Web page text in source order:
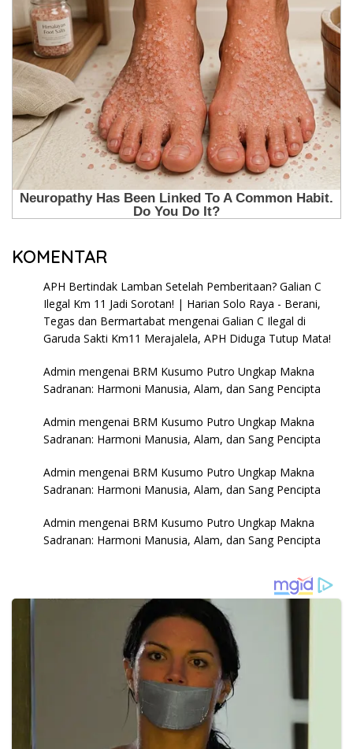
KOMENTAR
APH Bertindak Lamban Setelah Pemberitaan? Galian C
Ilegal Km 11 Jadi Sorotan! | Harian Solo Raya - Berani,
Tegas dan Bermartabat mengenai Galian C Ilegal di
Garuda Sakti Km11 Merajalela, APH Diduga Tutup Mata!
Admin mengenai BRM Kusumo Putro Ungkap Makna
Sadranan: Harmoni Manusia, Alam, dan Sang Pencipta
Admin mengenai BRM Kusumo Putro Ungkap Makna
Sadranan: Harmoni Manusia, Alam, dan Sang Pencipta
Admin mengenai BRM Kusumo Putro Ungkap Makna
Sadranan: Harmoni Manusia, Alam, dan Sang Pencipta
Admin mengenai BRM Kusumo Putro Ungkap Makna
Sadranan: Harmoni Manusia, Alam, dan Sang Pencipta